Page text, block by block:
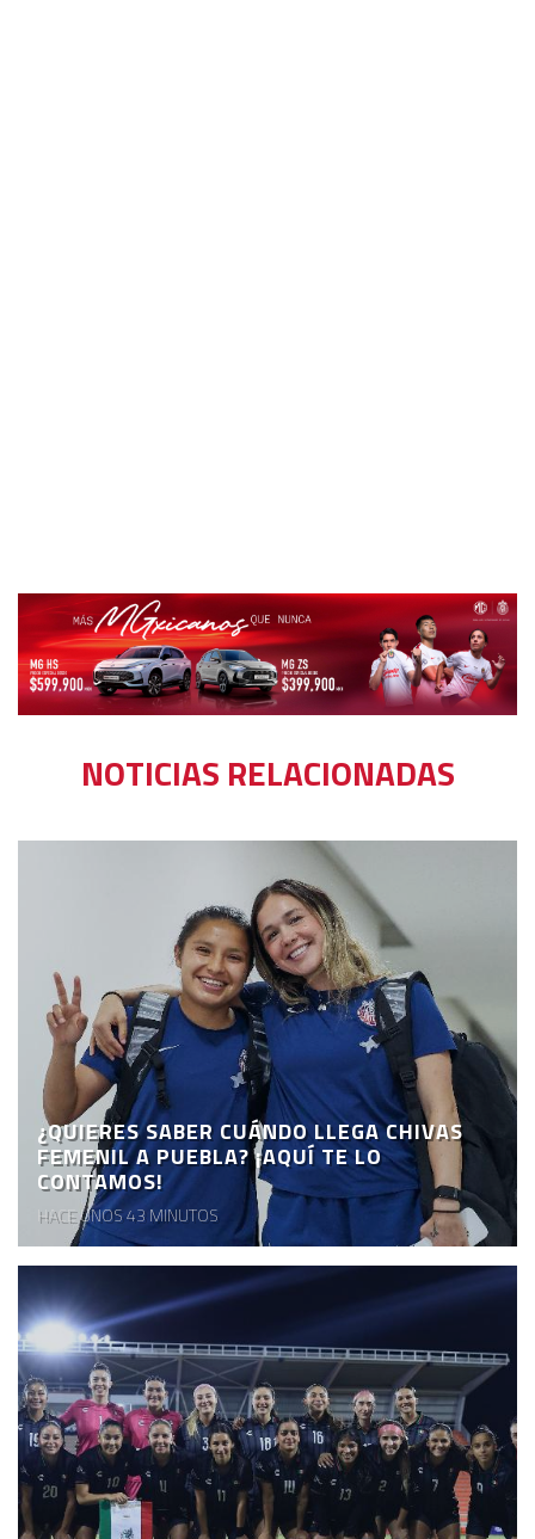
NOTICIAS RELACIONADAS
¿QUIERES SABER CUÁNDO LLEGA CHIVAS
FEMENIL A PUEBLA? ¡AQUÍ TE LO
CONTAMOS!
HACE UNOS 43 MINUTOS